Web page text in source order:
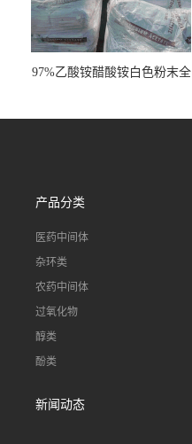
97%乙酸铵醋酸铵白色粉末全
产品分类
医药中间体
杂环类
农药中间体
过氧化物
醇类
酚类
新闻动态